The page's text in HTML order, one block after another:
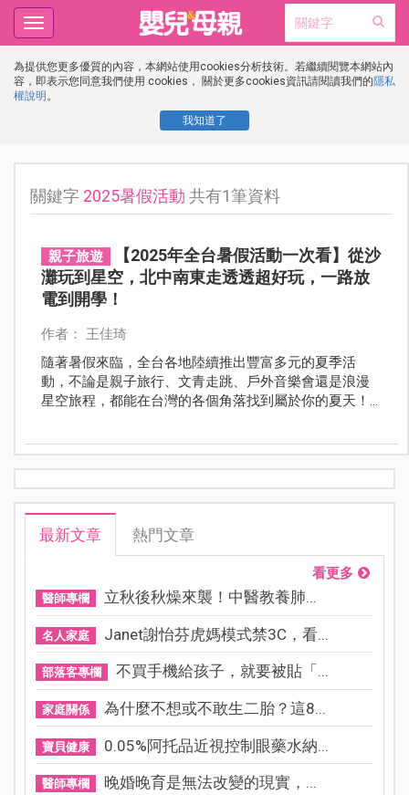
為提供您更多優質的內容，本網站使用cookies分析技術。若繼續閱覽本網站內
容，即表示您同意我們使用 cookies， 關於更多cookies資訊請閱讀我們的隱私
權說明 。
我知道了
Toggle
navigation
關鍵字 2025暑假活動 共有1筆資料
親子旅遊
【2025年全台暑假活動一次看】從沙
灘玩到星空，北中南東走透透超好玩，一路放
電到開學！
作者： 王佳琦
隨著暑假來臨，全台各地陸續推出豐富多元的夏季活
動，不論是親子旅行、文青走跳、戶外音樂會還是浪漫
星空旅程，都能在台灣的各個角落找到屬於你的夏天！
你一文掌握規劃重點！
最新文章 熱門文章
看更多
醫師專欄 立秋後秋燥來襲！中醫教養肺...
名人家庭 Janet謝怡芬虎媽模式禁3C，看...
部落客專欄 不買手機給孩子，就要被貼「...
家庭關係 為什麼不想或不敢生二胎？這8...
寶貝健康 0.05%阿托品近視控制眼藥水納...
醫師專欄 晚婚晚育是無法改變的現實，...